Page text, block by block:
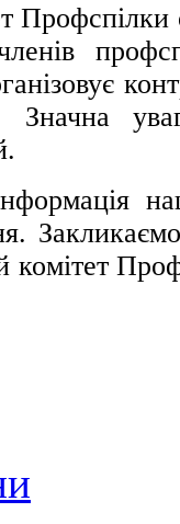
Профспілки
Значна